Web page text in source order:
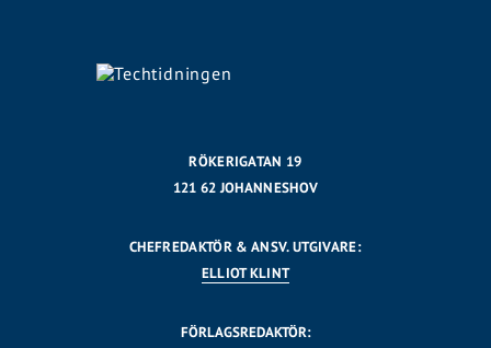
RÖKERIGATAN 19
121 62 JOHANNESHOV
CHEFREDAKTÖR & ANSV. UTGIVARE:
ELLIOT KLINT
FÖRLAGSREDAKTÖR: